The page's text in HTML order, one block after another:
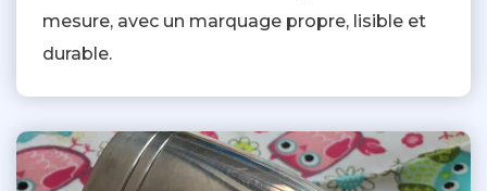
mesure, avec un marquage propre, lisible et
durable.